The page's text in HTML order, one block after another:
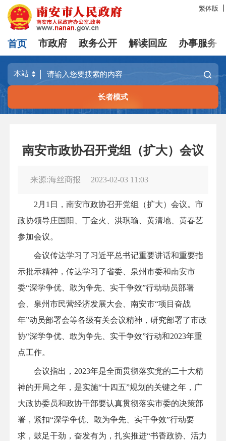
繁体版
首页 市政府 政务公开 解读回应 办事服务
长者模式
南安市政协召开党组（扩大）会议
来源:海丝商报 2023-02-03 11:03
2月1日，南安市政协召开党组（扩大）会议。市
政协领导庄国阳、丁金火、洪琪瑜、黄清地、黄春艺
参加会议。
会议传达学习了习近平总书记重要讲话和重要指
示批示精神，传达学习了省委、泉州市委和南安市
委“深学争优、敢为争先、实干争效”行动动员部署
会、泉州市民营经济发展大会、南安市“项目奋战
年”动员部署会等各级有关会议精神，研究部署了市政
协“深学争优、敢为争先、实干争效”行动和2023年重
点工作。
会议指出，2023年是全面贯彻落实党的二十大精
神的开局之年，是实施“十四五”规划的关键之年，广
大政协委员和政协干部要认真贯彻落实市委的决策部
署，紧扣“深学争优、敢为争先、实干争效”行动要
求，鼓足干劲，奋发有为，扎实推进“书香政协、活力